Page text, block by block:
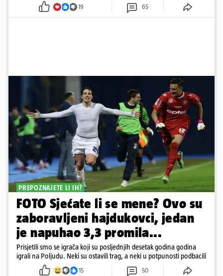
19 65
PREPOZNAJETE LI IH?
FOTO Sjećate li se mene? Ovo su
zaboravljeni hajdukovci, jedan
je napuhao 3,3 promila...
Prisjetili smo se igrača koji su posljednjih desetak godina godina
igrali na Poljudu. Neki su ostavili trag, a neki u potpunosti podbacili
15 50